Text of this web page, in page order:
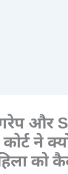
और
ने
को